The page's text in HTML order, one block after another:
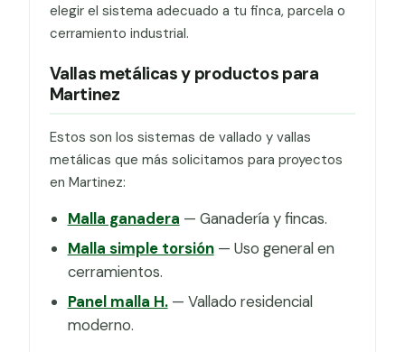
elegir el sistema adecuado a tu finca, parcela o
cerramiento industrial.
Vallas metálicas y productos para
Martinez
Estos son los sistemas de vallado y vallas
metálicas que más solicitamos para proyectos
en Martinez:
Malla ganadera — Ganadería y fincas.
Malla simple torsión— Uso general en
cerramientos.
Panel malla H.— Vallado residencial
moderno.